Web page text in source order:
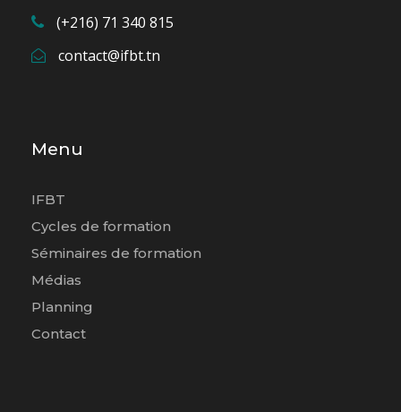
(+216) 71 340 815
contact@ifbt.tn
Menu
IFBT
Cycles de formation
Séminaires de formation
Médias
Planning
Contact